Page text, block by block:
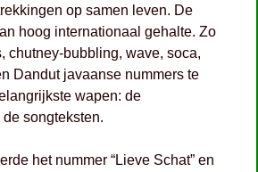
op samen leven. De
hoog internationaal gehalte. Zo
chutney-bubbling, wave, soca,
Dandut javaanse nummers te
wapen: de
songteksten.
het nummer “Lieve Schat” en